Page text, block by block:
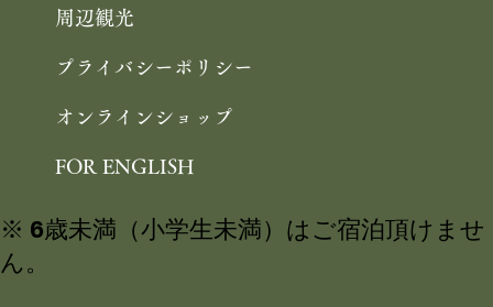
周辺観光
プライバシーポリシー
オンラインショップ
FOR ENGLISH
※ 6歳未満（小学生未満）はご宿泊頂けませ
ん。